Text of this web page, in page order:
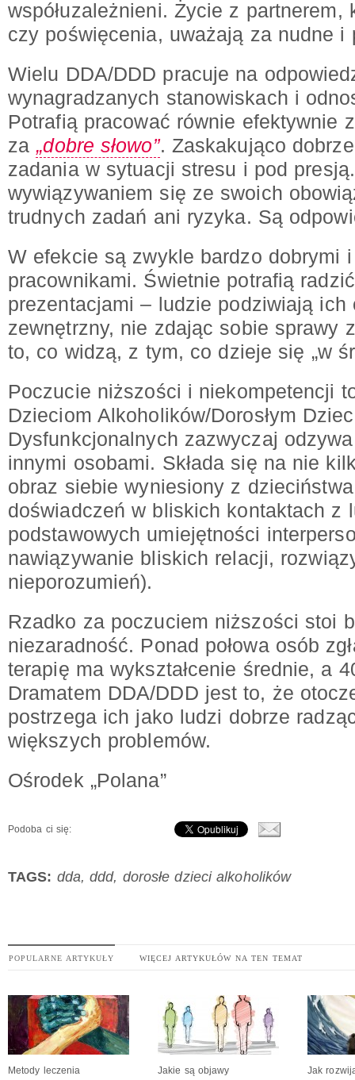
współuzależnieni. Życie z
czy poświęcenia, uważają za nudne i
Wielu DDA/DDD pracuje na
wynagradzanych stanowiskach i
Potrafią pracować równie efektywnie
za „dobre słowo”. Zaskakująco
zadania w sytuacji stresu i pod
wywiązywaniem się ze swoich
trudnych zadań ani ryzyka. Są
W efekcie są zwykle bardzo dobrymi i
pracownikami. Świetnie potrafią
prezentacjami – ludzie podziwiają ich
zewnętrzny, nie zdając sobie sprawy
to, co widzą, z tym, co dzieje się „w
Poczucie niższości i niekompetencji
Dzieciom Alkoholików/Dorosłym
Dysfunkcjonalnych zazwyczaj
innymi osobami. Składa się na nie
obraz siebie wyniesiony z
doświadczeń w bliskich kontaktach z
podstawowych umiejętności
nawiązywanie bliskich relacji,
nieporozumień).
Rzadko za poczuciem niższości stoi
niezaradność. Ponad połowa osób
terapię ma wykształcenie średnie, a
Dramatem DDA/DDD jest to, że
postrzega ich jako ludzi dobrze
większych problemów.
Ośrodek „Polana”
Podoba ci się:
TAGS: dda,ddd, dorosłe dzieci alkoholików
POPULARNE ARTYKUŁY WIĘCEJ ARTYKUŁÓW NA TEN TEMAT
Metody leczenia
Jakie są objawy
Jak